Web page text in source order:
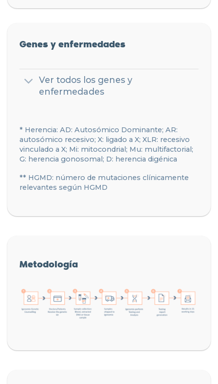
Genes y enfermedades
Ver todos los genes y
enfermedades
* Herencia: AD: Autosómico Dominante; AR:
autosómico recesivo; X: ligado a X; XLR: recesivo
vinculado a X; Mi: mitocondrial; Mu: multifactorial;
G: herencia gonosomal; D: herencia digénica
** HGMD: número de mutaciones clínicamente
relevantes según HGMD
Metodología